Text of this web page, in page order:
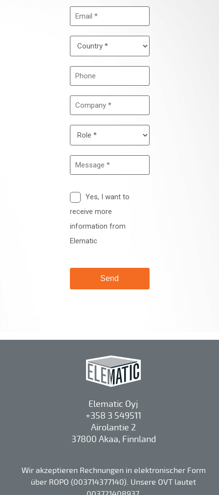
Elematic Oyj
+358 3 549511
Airolantie 2
37800 Akaa, Finnland
Wir akzeptieren Rechnungen in elektronischer Form
über ROPO (003714377140). Unsere OVT lautet